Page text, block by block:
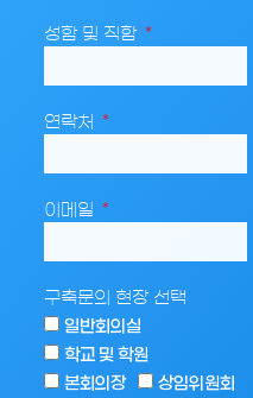
성함 및 직함
연락처
이메일
구축문의 현장 선택
일반회의실
학교 및 학원
본회의장
상임위원회